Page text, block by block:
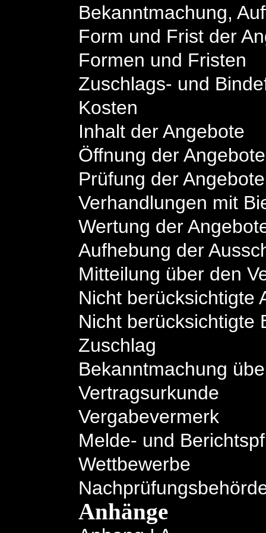
Bekanntmachung,
Form und Frist der
Formen und Fristen
Zuschlags- und
Kosten
Inhalt der Angebote
Öffnung der
Prüfung der Angebote
Verhandlungen mit
Wertung der
Aufhebung der
Mitteilung über den
Nicht berücksichtigte
Nicht berücksichtigte
Zuschlag
Bekanntmachung
Vertragsurkunde
Vergabevermerk
Melde- und
Wettbewerbe
Anhänge